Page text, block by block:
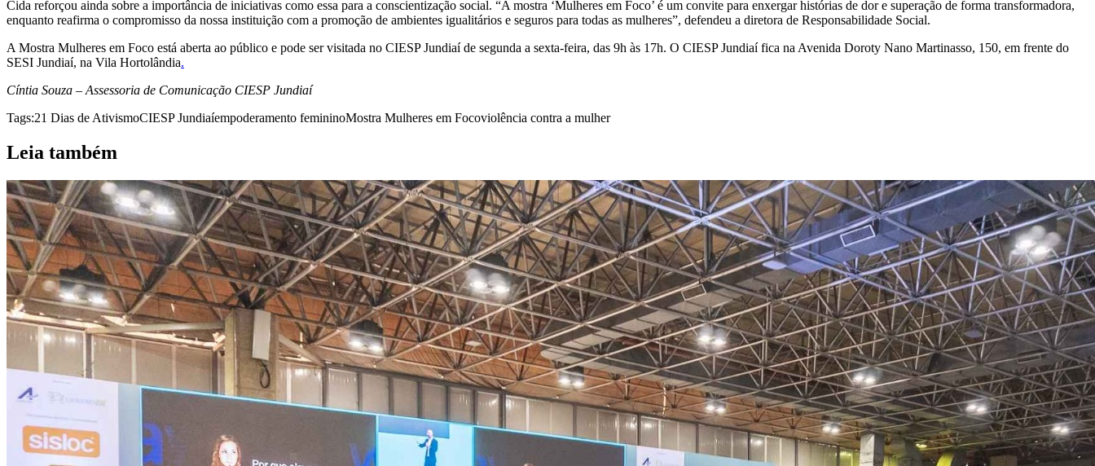
Cida reforçou ainda sobre a importância de iniciativas como essa para a conscientização social. “A mostra ‘Mulheres em Foco’ é um convite para enxergar histórias de dor e superação de forma transformadora,
enquanto reafirma o compromisso da nossa instituição com a promoção de ambientes igualitários e seguros para todas as mulheres”, defendeu a diretora de Responsabilidade Social.
A Mostra Mulheres em Foco está aberta ao público e pode ser visitada no CIESP Jundiaí de segunda a sexta-feira, das 9h às 17h. O CIESP Jundiaí fica na Avenida Doroty Nano Martinasso, 150, em frente do
SESI Jundiaí, na Vila Hortolândia.
Cíntia Souza – Assessoria de Comunicação CIESP Jundiaí
Tags:21 Dias de AtivismoCIESP Jundiaíempoderamento femininoMostra Mulheres em Focoviolência contra a mulher
Leia também